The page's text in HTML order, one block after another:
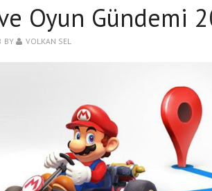
Oyun Gündemi
BY VOLKAN SEL